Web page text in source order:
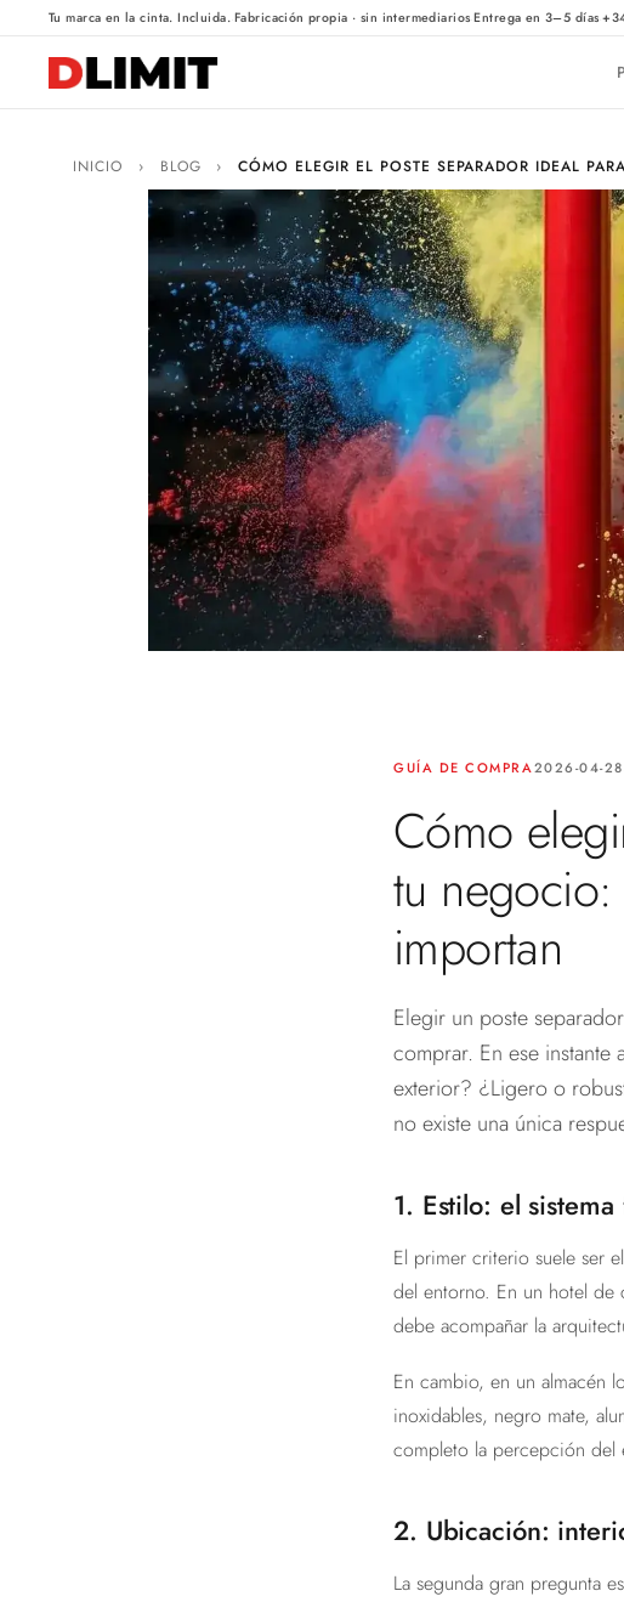
Tu marca en la cinta. Incluida. ·Fabricación propia · sin intermediarios ·Entrega en 3–5 días ·
INICIO › BLOG › CÓMO ELEGIR EL POSTE SEPARADOR IDEAL
GUÍA DE COMPRA2026-04-28
Cómo
tu negocio:
importan
Elegir un poste
comprar. En ese
exterior? ¿Ligero o
no existe una única
1. Estilo: el
El primer criterio suele ser
del entorno. En un hotel
debe acompañar la
En cambio, en un almacén
inoxidables, negro mate,
completo la percepción del
2. Ubicación:
La segunda gran pregunta